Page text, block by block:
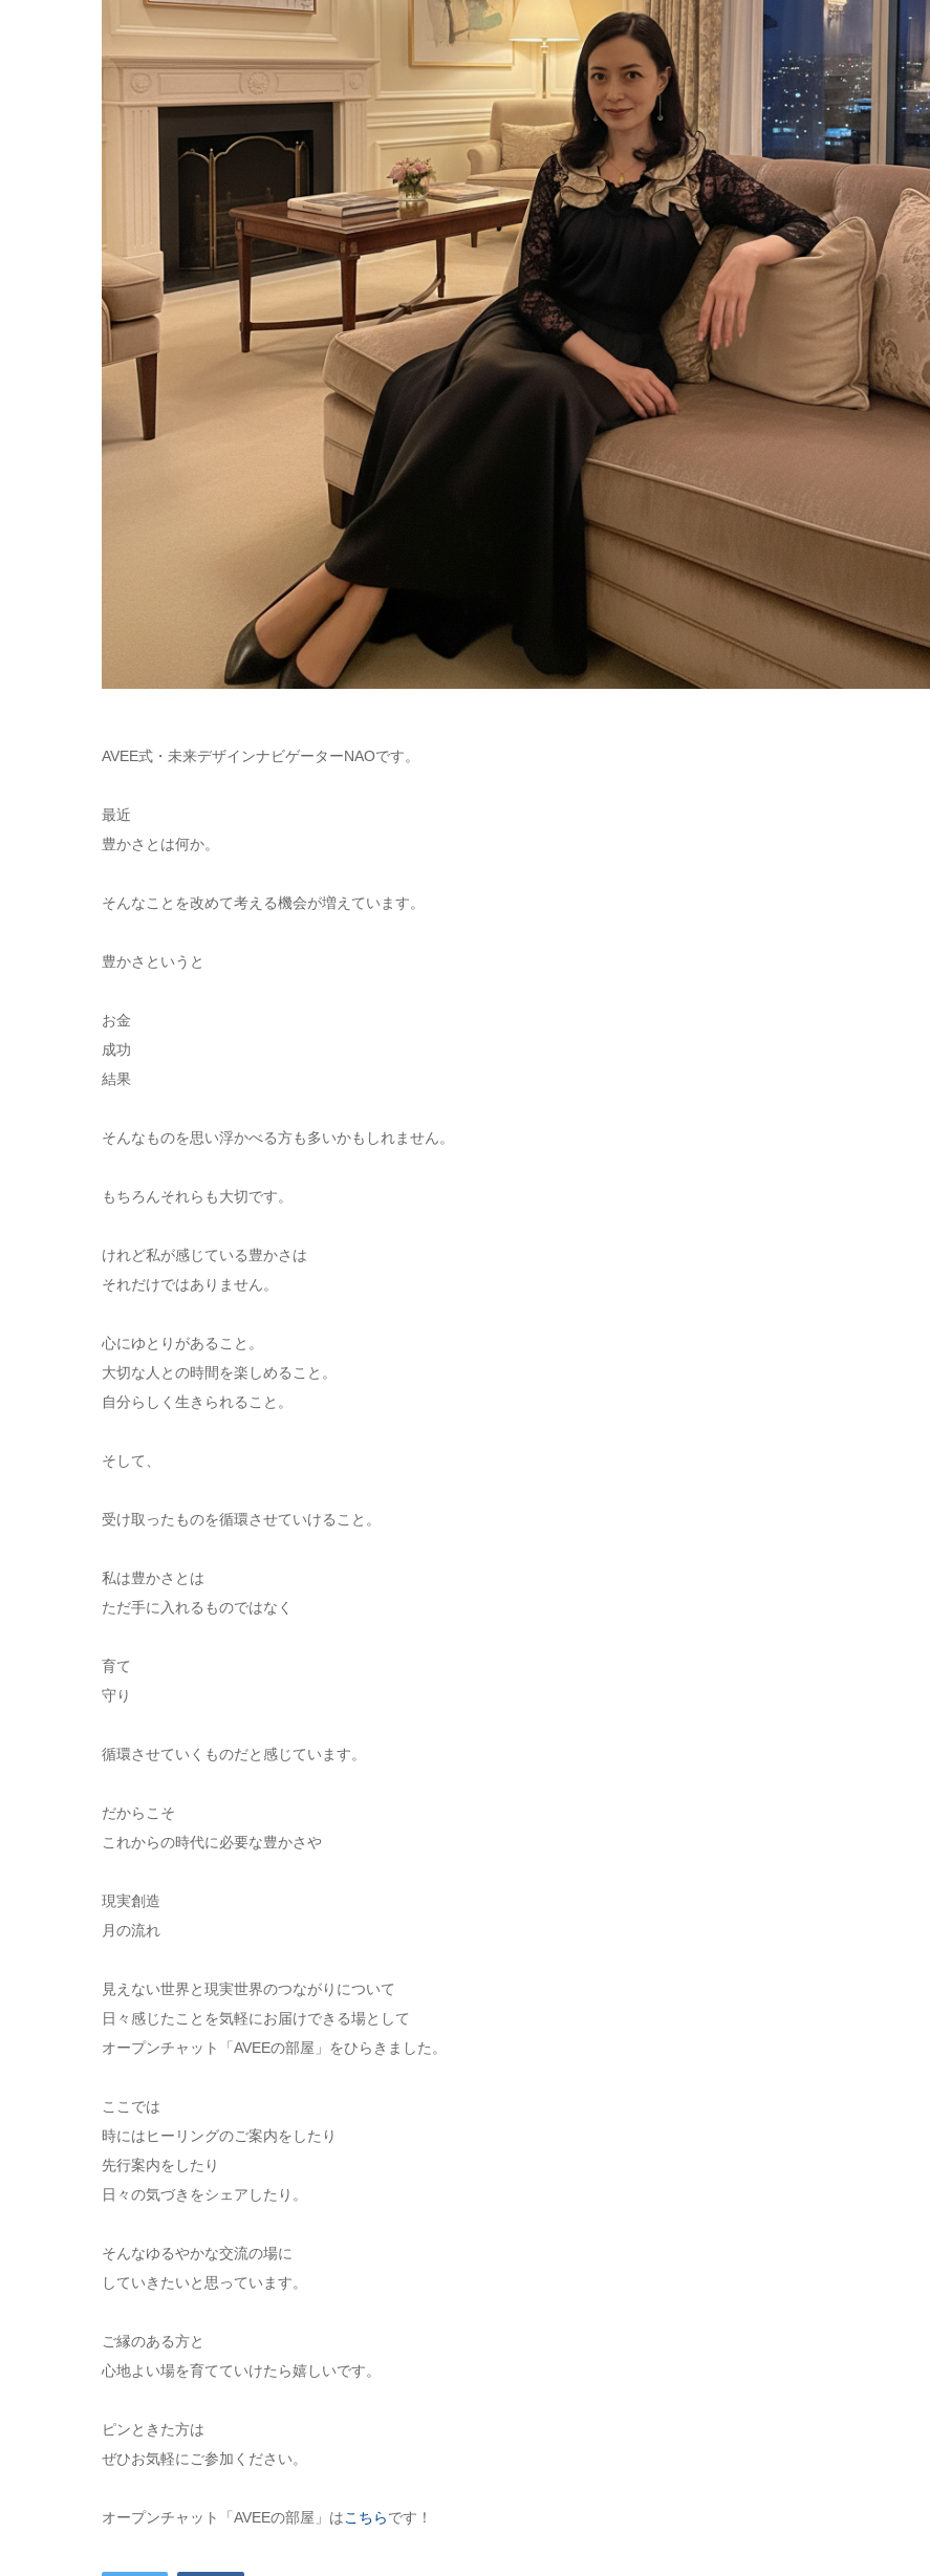
AVEE式・未来デザインナビゲーターNAOです。
最近
豊かさとは何か。
そんなことを改めて考える機会が増えています。
豊かさというと
お金
成功
結果
そんなものを思い浮かべる方も多いかもしれません。
もちろんそれらも大切です。
けれど私が感じている豊かさは
それだけではありません。
心にゆとりがあること。
大切な人との時間を楽しめること。
自分らしく生きられること。
そして、
受け取ったものを循環させていけること。
私は豊かさとは
ただ手に入れるものではなく
育て
守り
循環させていくものだと感じています。
だからこそ
これからの時代に必要な豊かさや
現実創造
月の流れ
見えない世界と現実世界のつながりについて
日々感じたことを気軽にお届けできる場として
オープンチャット「AVEEの部屋」をひらきました。
ここでは
時にはヒーリングのご案内をしたり
先行案内をしたり
日々の気づきをシェアしたり。
そんなゆるやかな交流の場に
していきたいと思っています。
ご縁のある方と
心地よい場を育てていけたら嬉しいです。
ピンときた方は
ぜひお気軽にご参加ください。
オープンチャット「AVEEの部屋」はこちらです！